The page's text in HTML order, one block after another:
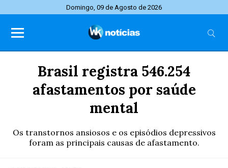
Domingo, 09 de Agosto de 2026
Brasil registra 546.254
afastamentos por saúde
mental
Os transtornos ansiosos e os episódios depressivos
foram as principais causas de afastamento.